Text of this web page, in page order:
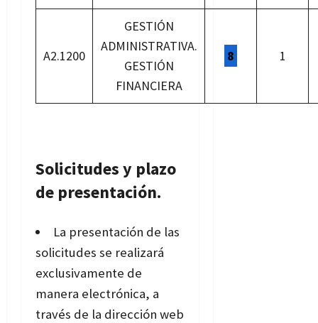
A2.1200
GESTIÓN
ADMINISTRATIVA.
GESTIÓN
FINANCIERA
8 1
Solicitudes y plazo
de presentación.
La presentación de las
solicitudes se realizará
exclusivamente de
manera electrónica, a
través de la dirección web